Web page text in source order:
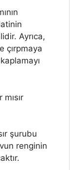
Ayrıca,
çırpmaya
şurubu
renginin